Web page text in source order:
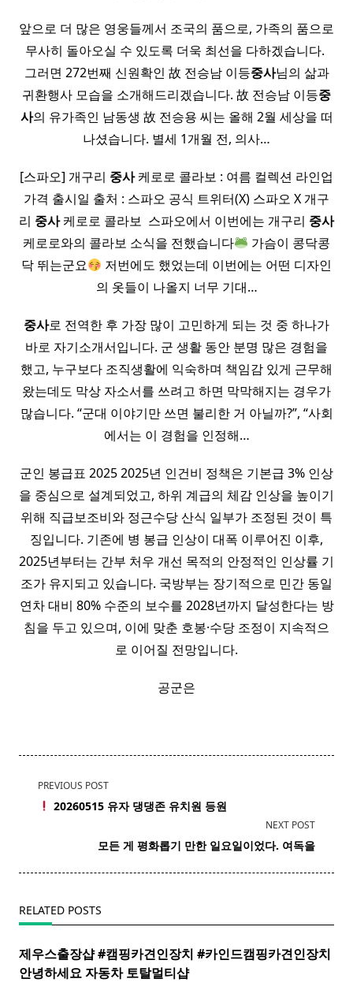
앞으로 더 많은 영웅들께서 조국의 품으로, 가족의 품으로
무사히 돌아오실 수 있도록 더욱 최선을 다하겠습니다. ​
그러면 272번째 신원확인 故 전승남 이등중사님의 삶과
귀환행사 모습을 소개해드리겠습니다. 故 전승남 이등중
사의 유가족인 남동생 故 전승용 씨는 올해 2월 세상을 떠
나셨습니다. 별세 1개월 전, 의사…
[스파오] 개구리 중사케로로 콜라보 : 여름 컬렉션 라인업
가격 출시일 출처 : 스파오 공식 트위터(X) 스파오 X 개구
리 중사케로로 콜라보 ​ 스파오에서 이번에는 개구리 중사
케로로와의 콜라보 소식을 전했습니다
가슴이 콩닥콩
닥 뛰는군요
저번에도 했었는데 이번에는 어떤 디자인
의 옷들이 나올지 너무 기대…
중사로 전역한 후 가장 많이 고민하게 되는 것 중 하나가
바로 자기소개서입니다. 군 생활 동안 분명 많은 경험을
했고, 누구보다 조직생활에 익숙하며 책임감 있게 근무해
왔는데도 막상 자소서를 쓰려고 하면 막막해지는 경우가
많습니다. “군대 이야기만 쓰면 불리한 거 아닐까?”, “사회
에서는 이 경험을 인정해…
군인 봉급표 2025 2025년 인건비 정책은 기본급 3% 인상
을 중심으로 설계되었고, 하위 계급의 체감 인상을 높이기
위해 직급보조비와 정근수당 산식 일부가 조정된 것이 특
징입니다. 기존에 병 봉급 인상이 대폭 이루어진 이후,
2025년부터는 간부 처우 개선 목적의 안정적인 인상률 기
조가 유지되고 있습니다. 국방부는 장기적으로 민간 동일
연차 대비 80% 수준의 보수를 2028년까지 달성한다는 방
침을 두고 있으며, 이에 맞춘 호봉·수당 조정이 지속적으
로 이어질 전망입니다.
공군은
<span
class="nav-
text">Page</span>
PREVIOUS POST
20260515 유자댕댕존 유치원 등원
NEXT POST
모든 게 평화롭기 만한 일요일이었다. 여독을
RELATED POSTS
제우스출장샵 #캠핑카견인장치 #카인드캠핑카견인장치 ​
안녕하세요 자동차 토탈멀티샵